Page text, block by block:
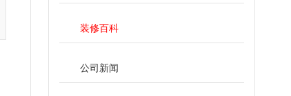
装修百科
公司新闻